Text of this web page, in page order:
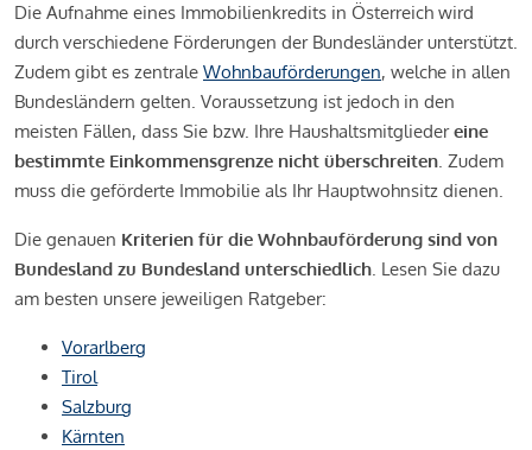
Die Aufnahme eines Immobilienkredits in Österreich wird
durch verschiedene Förderungen der Bundesländer unterstützt.
Zudem gibt es zentrale Wohnbauförderungen, welche in allen
Bundesländern gelten. Voraussetzung ist jedoch in den
meisten Fällen, dass Sie bzw. Ihre Haushaltsmitgliedereine
bestimmte Einkommensgrenze nicht überschreiten. Zudem
muss die geförderte Immobilie als Ihr Hauptwohnsitz dienen.
Die genauen Kriterien für die Wohnbauförderung sind von
Bundesland zu Bundesland unterschiedlich. Lesen Sie dazu
am besten unsere jeweiligen Ratgeber:
Vorarlberg
Tirol
Salzburg
Kärnten